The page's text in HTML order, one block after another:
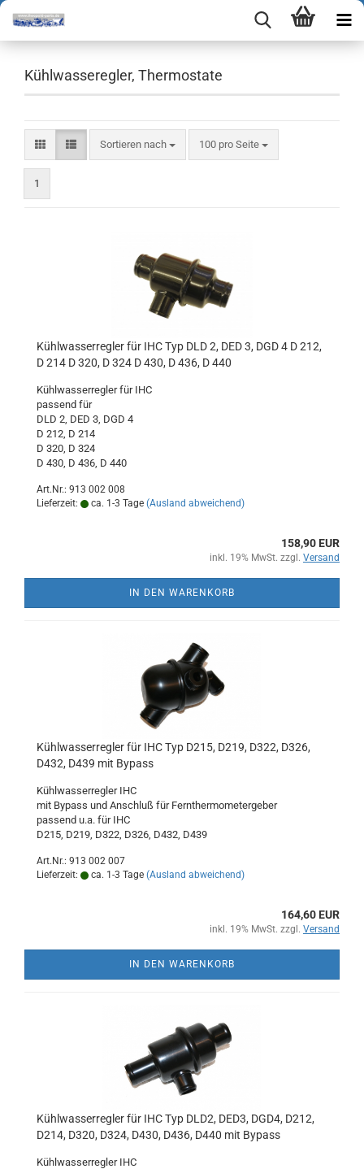
Kühlwasseregler, Thermostate
Sortieren nach
Sortieren nach 100 pro Seite
pro Seite
1
Kühlwasserregler für IHC Typ DLD 2, DED 3, DGD 4 D 212,
D 214 D 320, D 324 D 430, D 436, D 440
Kühlwasserregler für IHC
passend für
DLD 2, DED 3, DGD 4
D 212, D 214
D 320, D 324
D 430, D 436, D 440
Art.Nr.: 913 002 008
Lieferzeit:
ca. 1-3 Tage (Ausland abweichend)
158,90 EUR
inkl. 19% MwSt. zzgl. Versand
IN DEN WARENKORB
Kühlwasserregler für IHC Typ D215, D219, D322, D326,
D432, D439 mit Bypass
Kühlwasserregler IHC
mit Bypass und Anschluß für Fernthermometergeber
passend u.a. für IHC
D215, D219, D322, D326, D432, D439
Art.Nr.: 913 002 007
Lieferzeit:
ca. 1-3 Tage (Ausland abweichend)
164,60 EUR
inkl. 19% MwSt. zzgl. Versand
IN DEN WARENKORB
Kühlwasserregler für IHC Typ DLD2, DED3, DGD4, D212,
D214, D320, D324, D430, D436, D440 mit Bypass
Kühlwasserregler IHC